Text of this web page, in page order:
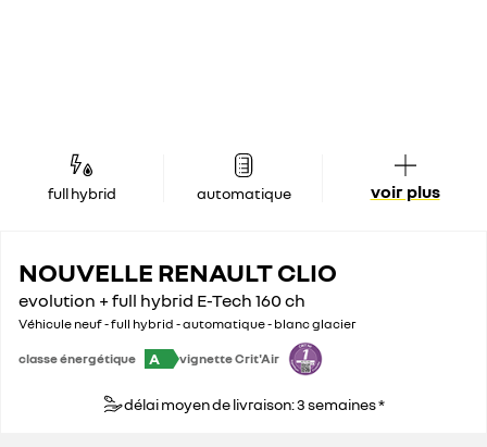
full hybrid automatique voir plus
NOUVELLE RENAULT CLIO
evolution + full hybrid E-Tech 160 ch
Véhicule neuf - full hybrid - automatique - blanc glacier
classe énergétique A vignette Crit'Air
délai moyen de livraison: 3 semaines *